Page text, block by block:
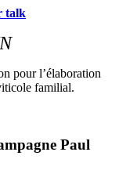
talk
pour l’élaboration
familial.
Paul